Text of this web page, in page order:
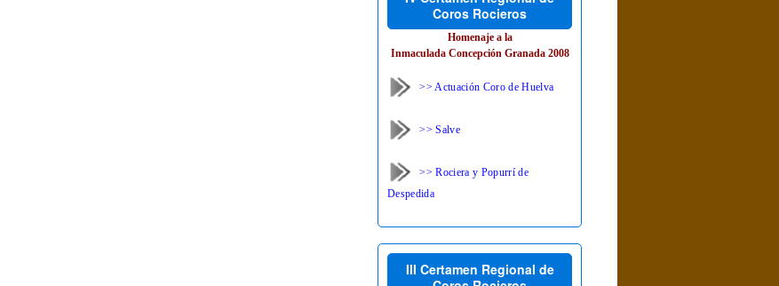
Coros Rocieros
Homenaje a la
Inmaculada Concepción Granada 2008
>> Actuación Coro de Huelva
>> Salve
>> Rociera y Popurrí de
Despedida
III Certamen Regional de